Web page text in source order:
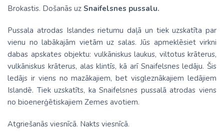
Brokastis. Došanās uz Snaifelsnes pussalu.
Pussala atrodas Islandes rietumu daļā un tiek uzskatīta par
vienu no labākajām vietām uz salas. Jūs apmeklēsiet virkni
dabas apskates objektu: vulkāniskus laukus, viltotus krāterus,
vulkāniskus krāterus, alas klintīs, kā arī Snaifelsnes ledāju. Šis
ledājs ir viens no mazākajiem, bet visgleznākajiem ledājiem
Islandē. Tiek uzskatīts, ka Snaifelsnes pussalā atrodas viens
no bioenerģētiskajiem Zemes avotiem.
Atgriešanās viesnīcā. Nakts viesnīcā.